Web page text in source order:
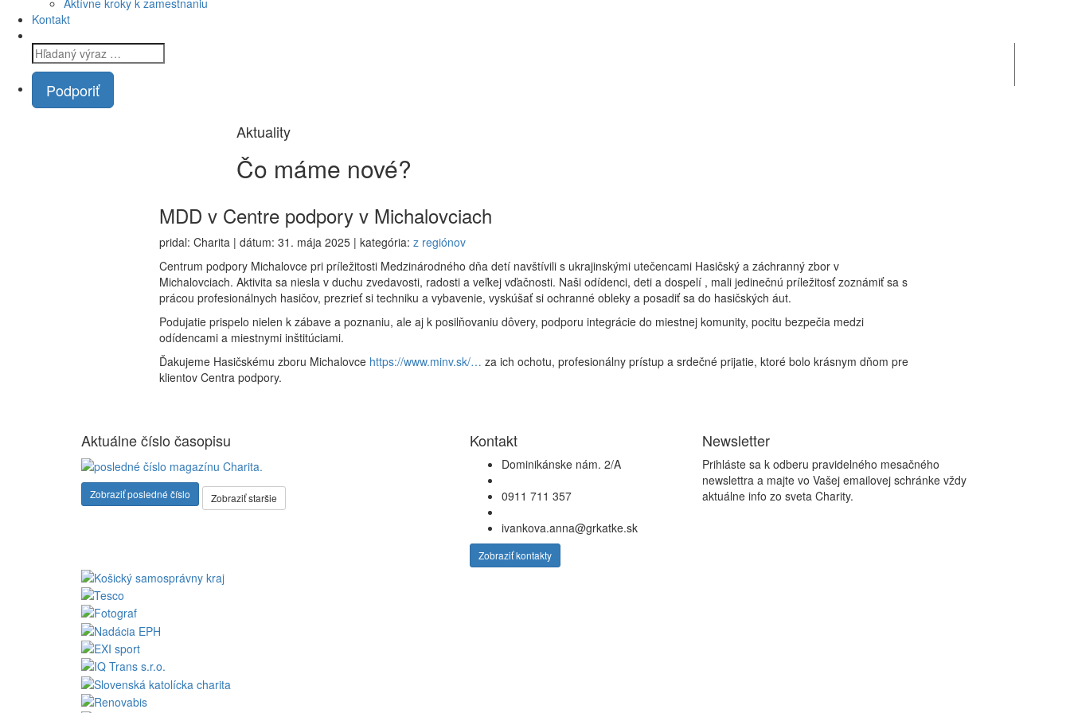
Aktívne kroky k zamestnaniu
Kontakt
Podporiť
Aktuality
Čo máme nové?
MDD v Centre podpory v Michalovciach
pridal: Charita | dátum: 31. mája 2025 | kategória: z regiónov
Centrum podpory Michalovce pri príležitosti Medzinárodného dňa detí navštívili s ukrajinskými utečencami Hasičský a záchranný zbor v
Michalovciach. Aktivita sa niesla v duchu zvedavosti, radosti a veľkej vďačnosti. Naši odídenci, deti a dospelí , mali jedinečnú príležitosť zoznámiť sa s
prácou profesionálnych hasičov, prezrieť si techniku a vybavenie, vyskúšať si ochranné obleky a posadiť sa do hasičských áut.
Podujatie prispelo nielen k zábave a poznaniu, ale aj k posilňovaniu dôvery, podporu integrácie do miestnej komunity, pocitu bezpečia medzi
odídencami a miestnymi inštitúciami.
Ďakujeme Hasičskému zboru Michalovce https://www.minv.sk/… za ich ochotu, profesionálny prístup a srdečné prijatie, ktoré bolo krásnym dňom pre
klientov Centra podpory.
Aktuálne číslo časopisu
Zobraziť posledné číslo Zobraziť staršie
Kontakt
Dominikánske nám. 2/A
0911 711 357
ivankova.anna@grkatke.sk
Zobraziť kontakty
Newsletter
Prihláste sa k odberu pravidelného mesačného
newslettra a majte vo Vašej emailovej schránke vždy
aktuálne info zo sveta Charity.